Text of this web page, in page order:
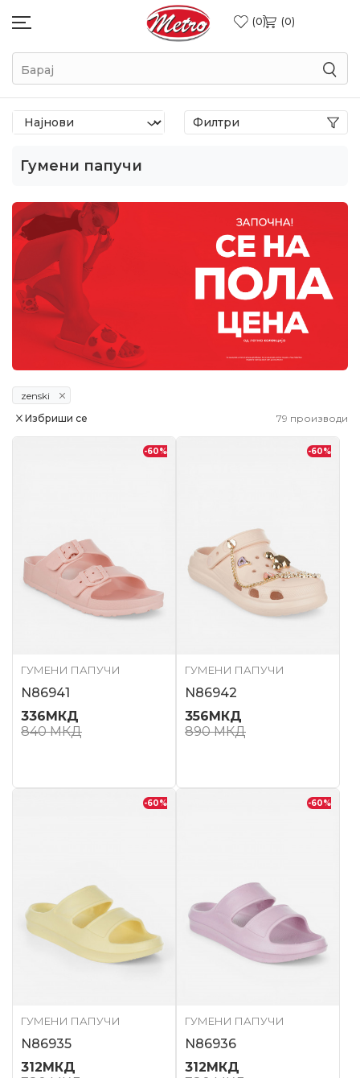
0 0
Барај
Гумени папучи
Филтри
zenski
79 производи
Избриши се
-60%
ГУМЕНИ ПАПУЧИ
N86941
336МКД
840МКД
-60%
ГУМЕНИ ПАПУЧИ
N86942
356МКД
890МКД
-60%
ГУМЕНИ ПАПУЧИ
N86935
312МКД
-60%
ГУМЕНИ ПАПУЧИ
N86936
312МКД